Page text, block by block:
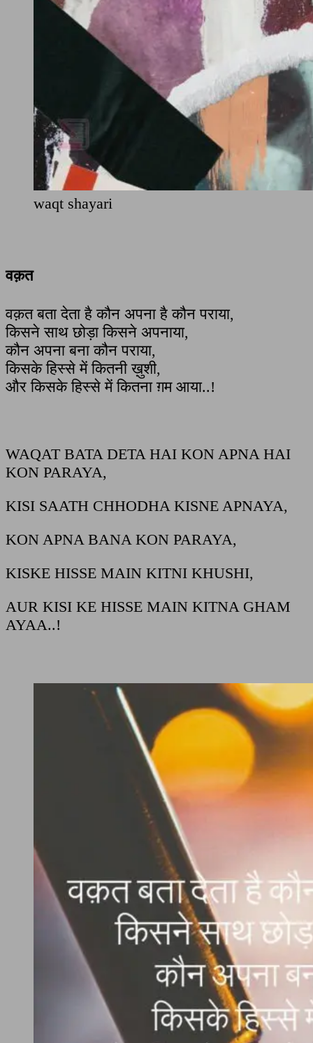
waqt shayari
वक़त
वक़त बता देता है कौन अपना है कौन पराया,
किसने साथ छोड़ा किसने अपनाया,
कौन अपना बना कौन पराया,
किसके हिस्से में कितनी ख़ुशी,
और किसके हिस्से में कितना ग़म आया..!
WAQAT BATA DETA HAI KON APNA HAI
KON PARAYA,
KISI SAATH CHHODHA KISNE APNAYA,
KON APNA BANA KON PARAYA,
KISKE HISSE MAIN KITNI KHUSHI,
AUR KISI KE HISSE MAIN KITNA GHAM
AYAA..!